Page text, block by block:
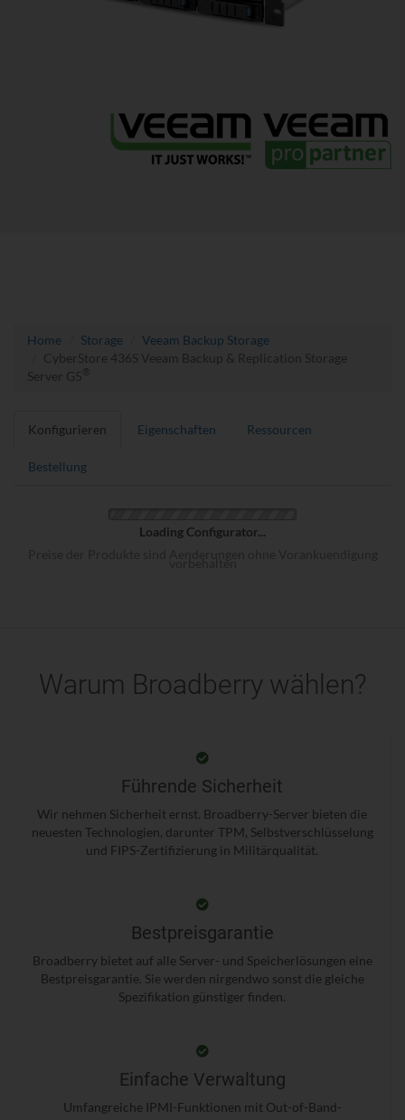
Home Storage
Veeam Backup Storage
CyberStore 436S Veeam Backup & Replication Storage
Server G5
Konfigurieren Eigenschaften Ressourcen
Bestellung
Loading Configurator...
Warum Broadberry wählen?
Führende Sicherheit
Wir nehmen Sicherheit ernst. Broadberry-Server bieten die
neuesten Technologien, darunter TPM, Selbstverschlüsselung
und FIPS-Zertifizierung in Militärqualität.
Bestpreisgarantie
Broadberry bietet auf alle Server- und Speicherlösungen eine
Bestpreisgarantie. Sie werden nirgendwo sonst die gleiche
Spezifikation günstiger finden.
Einfache Verwaltung
Umfangreiche IPMI-Funktionen mit Out-of-Band-